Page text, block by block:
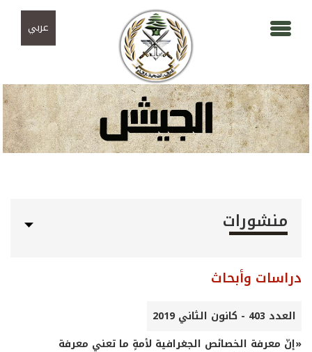
عربي
منشورات
دراسات وأبحاث
العدد 403 - كانون الثاني 2019
«إنّ معرفة الخصائص الجغرافية لأمةٍ ما تعني معرفة